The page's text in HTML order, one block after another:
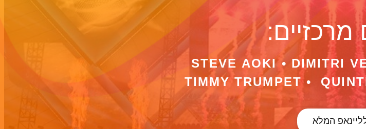
מרכזיים:
STEVE AOKI • DIMITRI
TIMMY TRUMPET •
המלא